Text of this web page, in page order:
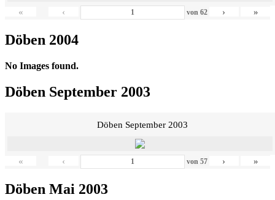
« ‹ von 62 › »
Döben 2004
No Images found.
Döben September 2003
Döben September 2003
« ‹ von 57 › »
Döben Mai 2003